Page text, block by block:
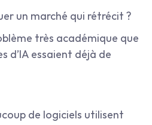
un marché qui rétrécit ?
très académique que
d’IA essaient déjà de
de logiciels utilisent